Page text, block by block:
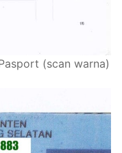
(scan warna)